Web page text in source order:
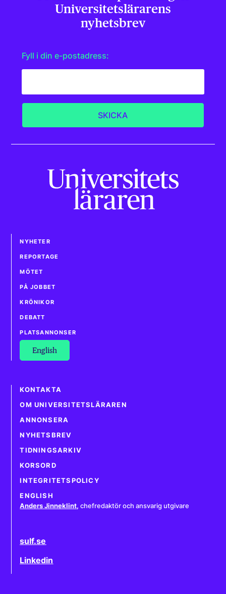
Universitets­lärarens
nyhetsbrev
Fyll i din e-postadress:
NYHETER
REPORTAGE
MÖTET
PÅ JOBBET
KRÖNIKOR
DEBATT
PLATSANNONSER
English
KONTAKTA
OM UNIVERSITETSLÄRAREN
ANNONSERA
NYHETSBREV
TIDNINGSARKIV
KORSORD
INTEGRITETSPOLICY
ENGLISH
Anders Jinneklint, chefredaktör och ansvarig utgivare
sulf.se
Linkedin